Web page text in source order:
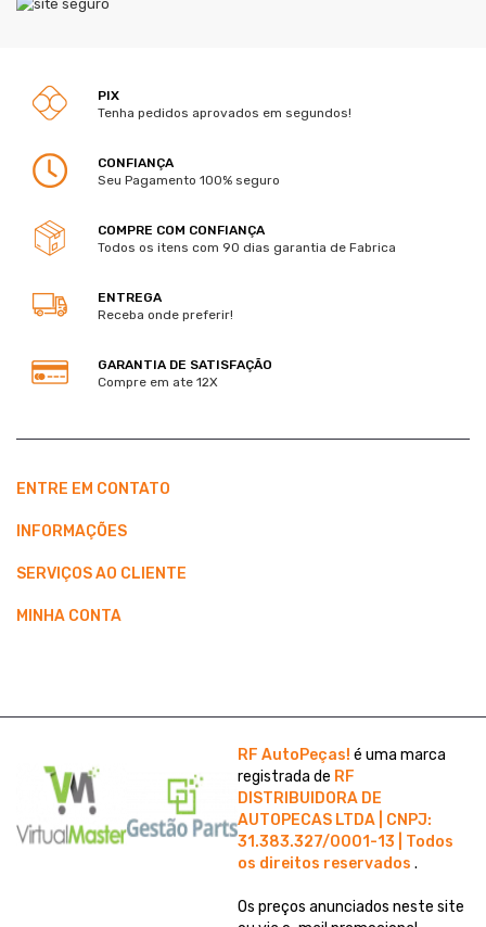
PIX
Tenha pedidos aprovados em segundos!
CONFIANÇA
Seu Pagamento 100% seguro
COMPRE COM CONFIANÇA
Todos os itens com 90 dias garantia de Fabrica
ENTREGA
Receba onde preferir!
GARANTIA DE SATISFAÇÃO
Compre em ate 12X
ENTRE EM CONTATO
INFORMAÇÕES
SERVIÇOS AO CLIENTE
MINHA CONTA
RF AutoPeças! é uma marca
registrada de RF
DISTRIBUIDORA DE
AUTOPECAS LTDA | CNPJ:
31.383.327/0001-13 | Todos
os direitos reservados.
Os preços anunciados neste site